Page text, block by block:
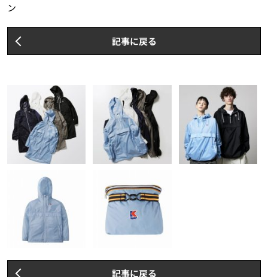
ン
記事に戻る
記事に戻る